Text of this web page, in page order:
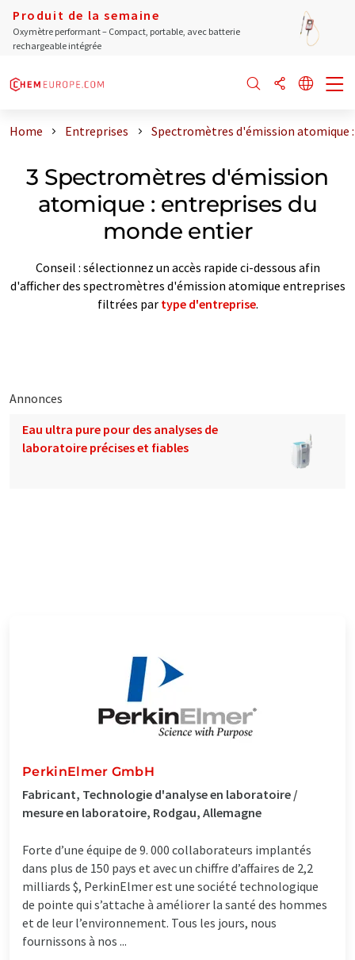
Produit de la semaine
Oxymètre performant – Compact, portable, avec batterie
rechargeable intégrée
Home Entreprises Spectromètres d'émission atomique
3 Spectromètres d'émission
atomique : entreprises du
monde entier
Conseil : sélectionnez un accès rapide ci-dessous afin
d'afficher des spectromètres d'émission atomique entreprises
filtrées par type d'entreprise.
Annonces
Eau ultra pure pour des analyses de
laboratoire précises et fiables
PerkinElmer GmbH
Fabricant, Technologie d'analyse en laboratoire /
mesure en laboratoire, Rodgau, Allemagne
Forte d’une équipe de 9. 000 collaborateurs implantés
dans plus de 150 pays et avec un chiffre d’affaires de 2,2
milliards $, PerkinElmer est une société technologique
de pointe qui s’attache à améliorer la santé des hommes
et de leur l’environnement. Tous les jours, nous
fournissons à nos ...